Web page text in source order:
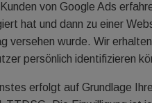
von Google Ads
hat und dann zu einer
versehen wurde. Wir
persönlich identifizieren
erfolgt auf Grundlage